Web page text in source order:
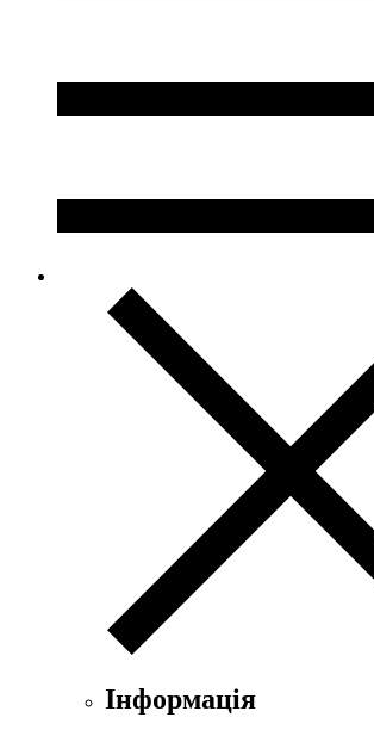
Інформація